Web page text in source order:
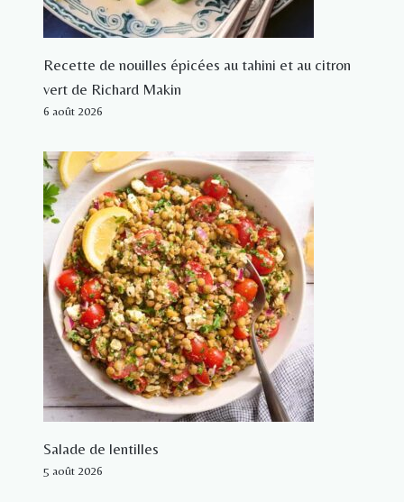
Recette de nouilles épicées au tahini et au citron
vert de Richard Makin
6 août 2026
Salade de lentilles
5 août 2026